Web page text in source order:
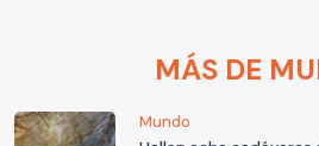
MÁS DE
Mundo